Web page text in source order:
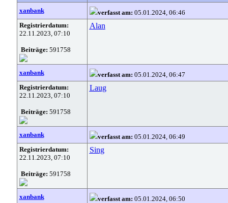
xanbank
verfasst am: 05.01.2024, 06:46
Registrierdatum:
22.11.2023, 07:10
Beiträge: 591758
Alan
xanbank verfasst am: 05.01.2024, 06:47
Registrierdatum:
22.11.2023, 07:10
Beiträge: 591758
Laug
xanbank verfasst am: 05.01.2024, 06:49
Registrierdatum:
22.11.2023, 07:10
Beiträge: 591758
Sing
xanbank verfasst am: 05.01.2024, 06:50